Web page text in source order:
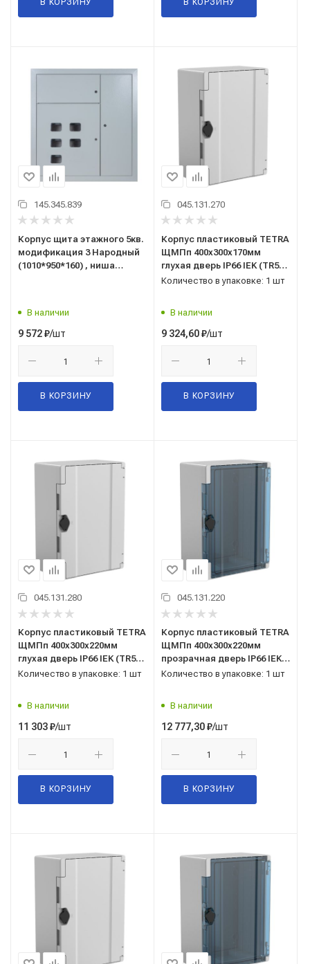
В КОРЗИНУ В КОРЗИНУ
145.345.839
Корпус щита этажного 5кв.
модификация 3 Народный
(1010*950*160) , ниша
В наличии
9 572₽/шт
В КОРЗИНУ
045.131.270
Корпус пластиковый TETRA
ЩМПп 400х300х170мм
глухая дверь IP66 IEK (TR5-
12-N-040-30-17-65)
Количество в упаковке: 1 шт
В наличии
9 324,60₽/шт
В КОРЗИНУ
045.131.280
Корпус пластиковый TETRA
ЩМПп 400х300х220мм
глухая дверь IP66 IEK (TR5-
12-N-040-30-22-65)
Количество в упаковке: 1 шт
В наличии
11 303₽/шт
В КОРЗИНУ
045.131.220
Корпус пластиковый TETRA
ЩМПп 400х300х220мм
прозрачная дверь IP66 IEK
(TR5-11-N-040-30-22-65)
Количество в упаковке: 1 шт
В наличии
12 777,30₽/шт
В КОРЗИНУ